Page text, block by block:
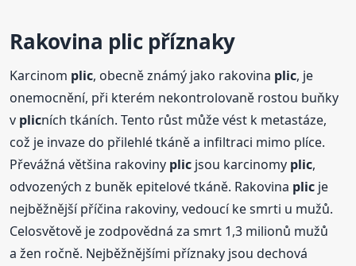
Rakovina plicpříznaky
Karcinom plic, obecně známý jako rakovina plic, je
onemocnění, při kterém nekontrolovaně rostou buňky
v plicních tkáních. Tento růst může vést k metastáze,
což je invaze do přilehlé tkáně a infiltraci mimo plíce.
Převážná většina rakoviny plic jsou karcinomy plic,
odvozených z buněk epitelové tkáně. Rakovina plic je
nejběžnější příčina rakoviny, vedoucí ke smrti u mužů.
Celosvětově je zodpovědná za smrt 1,3 milionů mužů
a žen ročně. Nejběžnějšími příznaky jsou dechová